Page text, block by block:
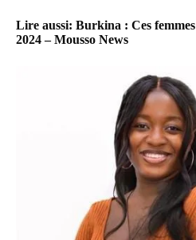
Lire aussi: Burkina : Ces
2024 – Mousso News